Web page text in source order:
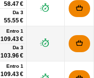
58.47 €
Da 3
55.55 €
Entro 1
109.43 €
Da 3
103.96 €
Entro 1
109.43 €